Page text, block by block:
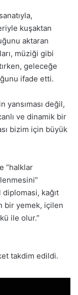
kuşaktan
aktaran
müziği gibi
geleceğe
ifade etti.
yansıması değil,
ve dinamik bir
bizim için büyük
“halklar
kağıt
bir yemek, içilen
ile olur.”
takdim edildi.